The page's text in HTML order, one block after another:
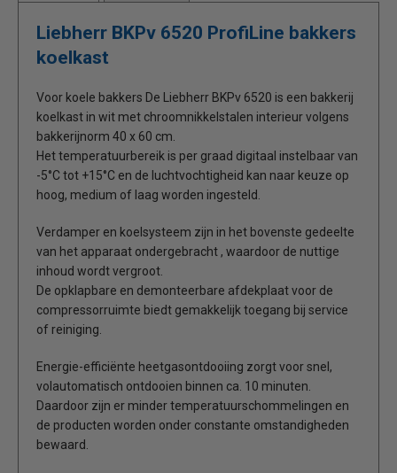
Liebherr BKPv 6520 ProfiLine bakkers
koelkast
Voor koele bakkers De Liebherr BKPv 6520 is een bakkerij
koelkast in wit met chroomnikkelstalen interieur volgens
bakkerijnorm 40 x 60 cm.
Het temperatuurbereik is per graad digitaal instelbaar van
-5°C tot +15°C en de luchtvochtigheid kan naar keuze op
hoog, medium of laag worden ingesteld.
Verdamper en koelsysteem zijn in het bovenste gedeelte
van het apparaat ondergebracht , waardoor de nuttige
inhoud wordt vergroot.
De opklapbare en demonteerbare afdekplaat voor de
compressorruimte biedt gemakkelijk toegang bij service
of reiniging.
Energie-efficiënte heetgasontdooiing zorgt voor snel,
volautomatisch ontdooien binnen ca. 10 minuten.
Daardoor zijn er minder temperatuurschommelingen en
de producten worden onder constante omstandigheden
bewaard.